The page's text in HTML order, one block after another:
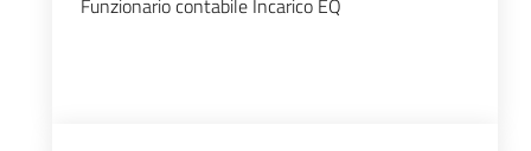
Funzionario contabile Incarico EQ